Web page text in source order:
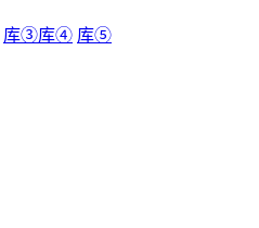
库③库④ 库⑤